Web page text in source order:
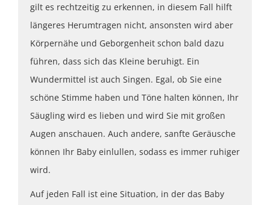
gilt es rechtzeitig zu erkennen, in diesem Fall hilft
längeres Herumtragen nicht, ansonsten wird aber
Körpernähe und Geborgenheit schon bald dazu
führen, dass sich das Kleine beruhigt. Ein
Wundermittel ist auch Singen. Egal, ob Sie eine
schöne Stimme haben und Töne halten können, Ihr
Säugling wird es lieben und wird Sie mit großen
Augen anschauen. Auch andere, sanfte Geräusche
können Ihr Baby einlullen, sodass es immer ruhiger
wird.
Auf jeden Fall ist eine Situation, in der das Baby